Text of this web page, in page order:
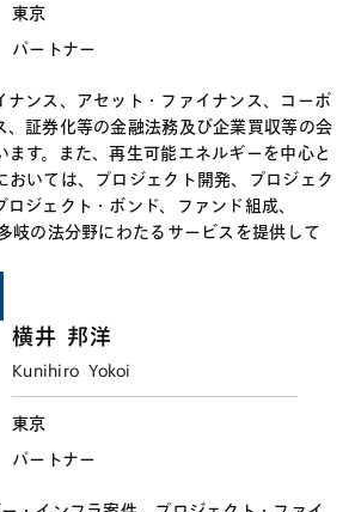
東京
パートナー
ナンス、アセット・ファイナンス、コーポ
、証券化等の金融法務及び企業買収等の会
す。また、再生可能エネルギーを中心と
おいては、プロジェクト開発、プロジェク
ロジェクト・ボンド、ファンド組成、
岐の法分野にわたるサービスを提供して
横井 邦洋
Kunihiro Yokoi
東京
パートナー